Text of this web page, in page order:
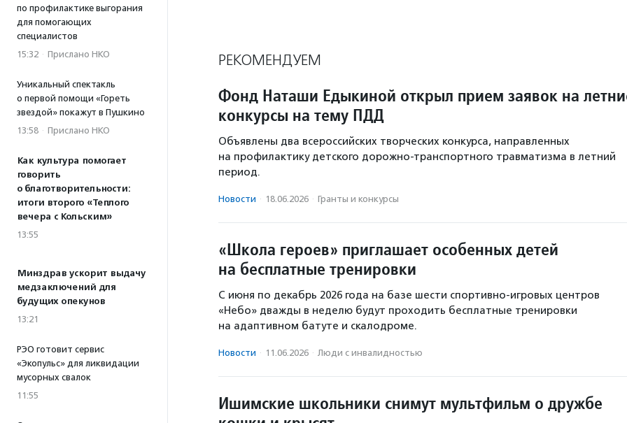
по профилактике выгорания
для помогающих
специалистов
15:32 · Прислано НКО
Уникальный спектакль
о первой помощи «Гореть
звездой» покажут в Пушкино
13:58 · Прислано НКО
Как культура помогает
говорить
о благотворительности:
итоги второго «Теплого
вечера с Кольским»
13:55
Минздрав ускорит выдачу
медзаключений для
будущих опекунов
13:21
РЭО готовит сервис
«Экопульс» для ликвидации
мусорных свалок
11:55
РЕКОМЕНДУЕМ
Фонд Наташи Едыкиной открыл прием заявок на
конкурсы на тему ПДД
Объявлены два всероссийских творческих конкурса, направленных
на профилактику детского дорожно-транспортного травматизма в летний
период.
Новости · 18.06.2026 · Гранты и конкурсы
«Школа героев» приглашает особенных детей
на бесплатные тренировки
С июня по декабрь 2026 года на базе шести спортивно-игровых центров
«Небо» дважды в неделю будут проходить бесплатные тренировки
на адаптивном батуте и скалодроме.
Новости · 11.06.2026 · Люди с инвалидностью
Ишимские школьники снимут мультфильм о дружбе